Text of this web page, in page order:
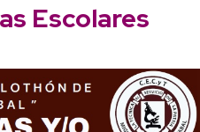
Escolares